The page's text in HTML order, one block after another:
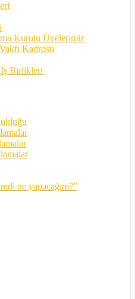
Kurulu Üyelerimiz
Kadrosu
Birlikleri
ne yapacağım?”